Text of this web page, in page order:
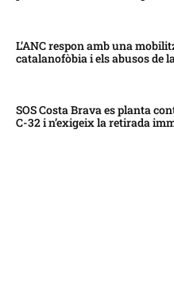
L’ANC respon amb una
catalanofòbia i els abusos de
SOS Costa Brava es planta
C-32 i n’exigeix la retirada